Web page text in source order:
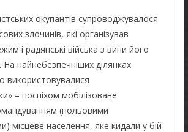
окупантів супроводжувалося
злочинів, які організував
і радянські війська з вини його
найнебезпечніших ділянках
використовувалися
– поспіхом мобілізоване
(польовими
місцеве населення, яке кидали у бій